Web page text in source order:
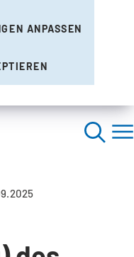
ANPASSEN